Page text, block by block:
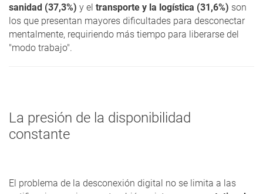
sanidad (37,3%) y el transporte y la logística (31,6%) son
los que presentan mayores dificultades para desconectar
mentalmente, requiriendo más tiempo para liberarse del
"modo trabajo".
La presión de la disponibilidad
constante
El problema de la desconexión digital no se limita a las